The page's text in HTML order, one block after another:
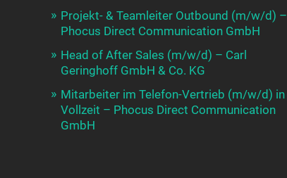
Projekt- & Teamleiter Outbound (m/w/d) –
Phocus Direct Communication GmbH
Head of After Sales (m/w/d) – Carl
Geringhoff GmbH & Co. KG
Mitarbeiter im Telefon-Vertrieb (m/w/d) in
Vollzeit – Phocus Direct Communication
GmbH